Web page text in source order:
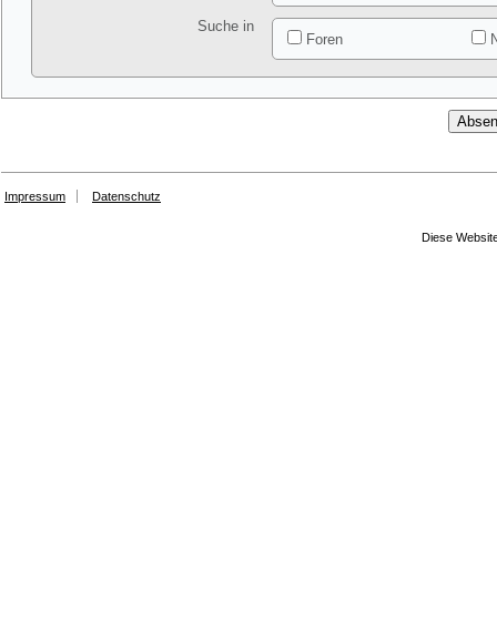
Suche in
Foren
Impressum Datenschutz
Diese